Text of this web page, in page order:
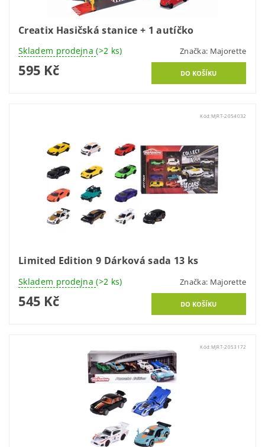
Creatix Hasičská stanice + 1 autíčko
Skladem prodejna(>2 ks) Značka: Majorette
595 Kč
Kód:MJRT-2054032
Limited Edition 9 Dárková sada 13 ks
Skladem prodejna(>2 ks) Značka: Majorette
545 Kč
Kód: MJRT-2053172